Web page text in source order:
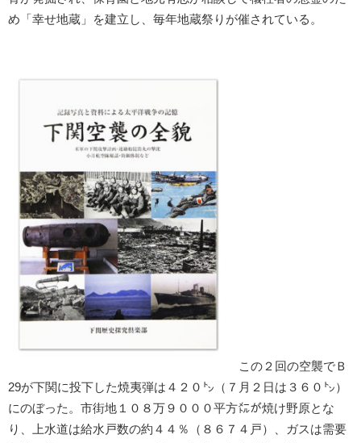
め「幸せ地蔵」を建立し、毎年地蔵祭りが催されている。
この２回の空襲でＢ
29が下関に投下した焼夷弾は４２０㌧（７月２日は３６０㌧）
にのぼった。市街地１０８万９０００平方㍍が焼け野原とな
り、上水道は給水戸数の約４４％（８６７４戸）、ガスは需要